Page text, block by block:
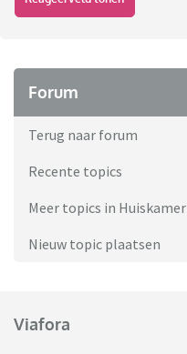
Forum
Terug naar forum
Recente topics
Meer topics in Huiskamer
Nieuw topic plaatsen
Viafora